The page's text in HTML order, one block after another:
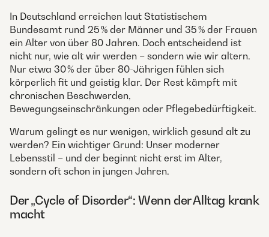
In Deutschland erreichen laut Statistischem
Bundesamt rund 25 % der Männer und 35 % der Frauen
ein Alter von über 80 Jahren. Doch entscheidend ist
nicht nur, wie alt wir werden – sondern wie wir altern.
Nur etwa 30 % der über 80-Jährigen fühlen sich
körperlich fit und geistig klar. Der Rest kämpft mit
chronischen Beschwerden,
Bewegungseinschränkungen oder Pflegebedürftigkeit.
Warum gelingt es nur wenigen, wirklich gesund alt zu
werden? Ein wichtiger Grund: Unser moderner
Lebensstil – und der beginnt nicht erst im Alter,
sondern oft schon in jungen Jahren.
Der „Cycle of Disorder“: Wenn der Alltag krank
macht